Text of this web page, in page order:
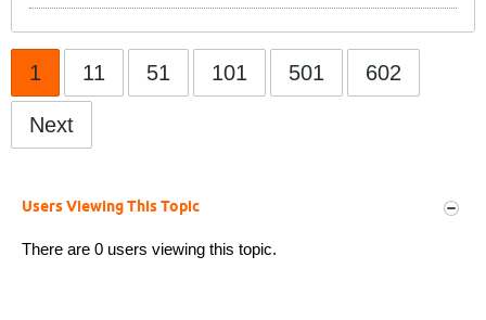
1 11 51 101 501 602
Next
Users Viewing This Topic
There are 0 users viewing this topic.